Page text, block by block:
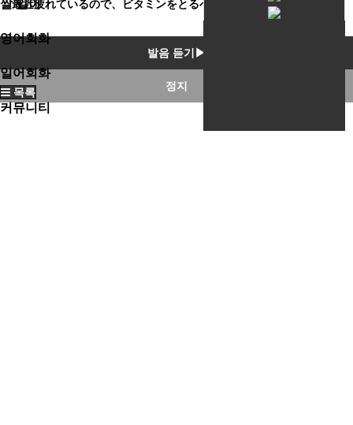
짤 일어
영어회화
일어회화
커뮤니티
最近疲れているので、ビタミンをとるべきですか？
발음 듣기▶
정지
목록